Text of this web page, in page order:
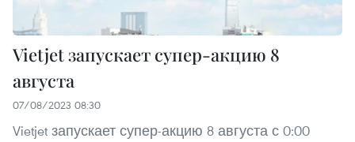
Vietjet запускает супер-акцию 8
августа
07/08/2023 08:30
Vietjet запускает супер-акцию 8 августа с 0:00